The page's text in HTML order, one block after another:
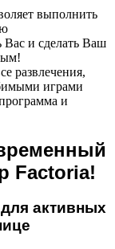
выполнить
Вас и сделать Ваш
развлечения,
играми
и
Factoria!
активных